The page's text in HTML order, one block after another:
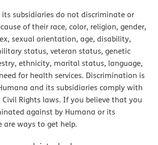
subsidiaries do not discriminate or
of their race, color, religion, gender,
sexual orientation, age, disability,
status, veteran status, genetic
ethnicity, marital status, language,
for health services. Discrimination is
and its subsidiaries comply with
Civil Rights laws. If you believe that you
against by Humana or its
are ways to get help.